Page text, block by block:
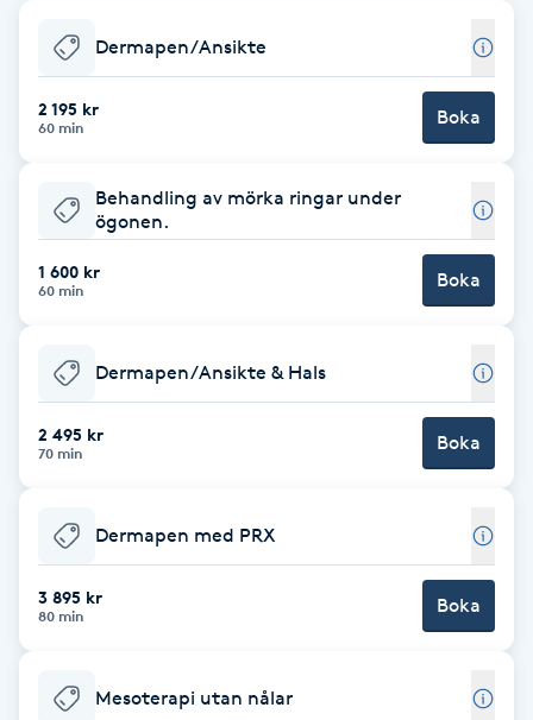
Babylights
Balayage
Barber
BIAB
Blowout
Brynfärgning
Brynplockning
Dermapen/Ansikte
2 195 kr
60 min Boka
Behandling av mörka ringar under
ögonen.
1 600 kr
60 min Boka
Dermapen/Ansikte & Hals
2 495 kr
70 min Boka
Dermapen med PRX
3 895 kr
80 min Boka
Mesoterapi utan nålar